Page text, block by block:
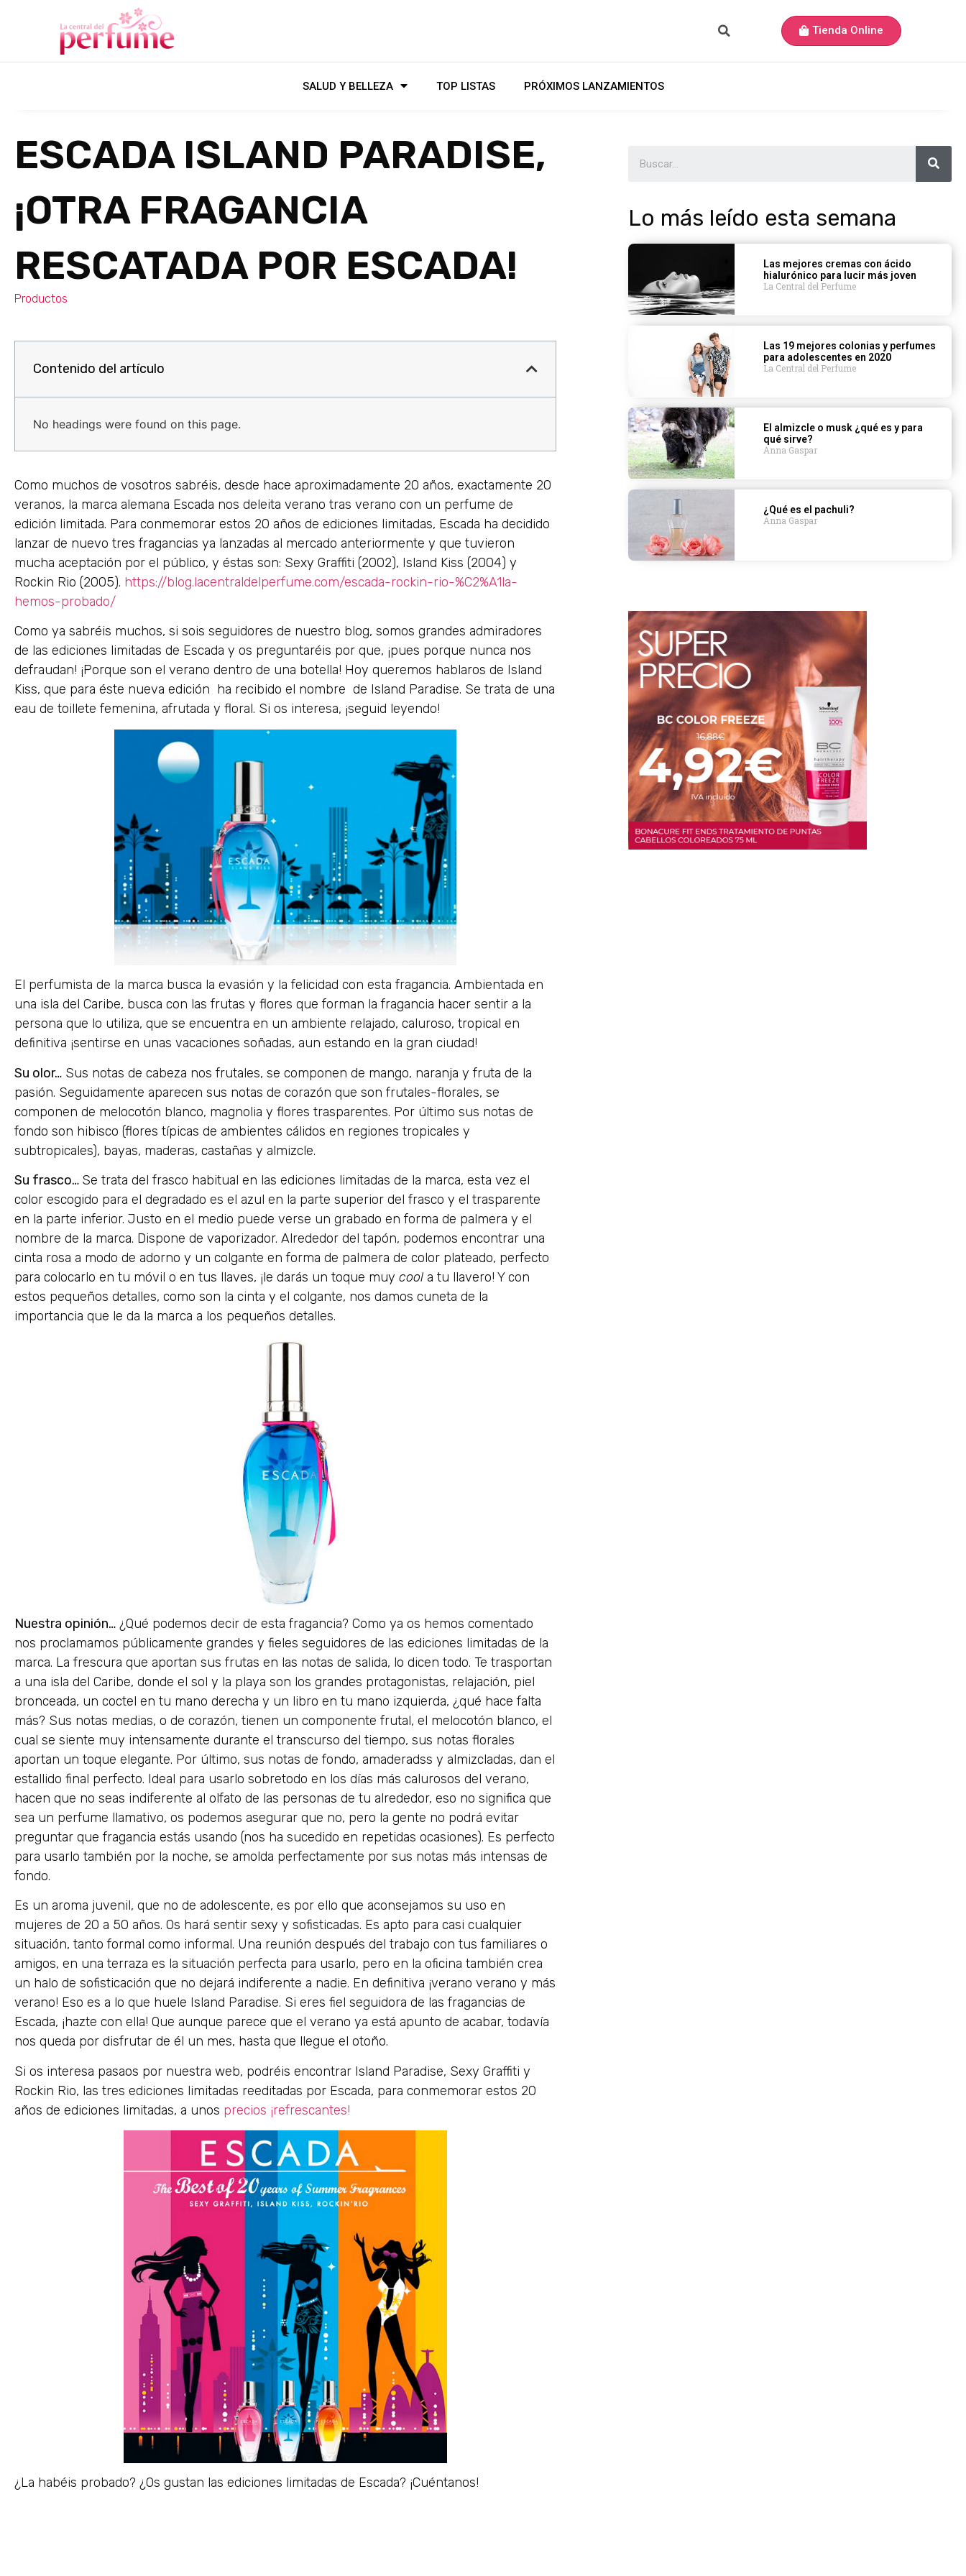
Tienda Online
SALUD Y BELLEZA TOP LISTAS PRÓXIMOS LANZAMIENTOS
ESCADA ISLAND PARADISE,
¡OTRA FRAGANCIA
RESCATADA POR ESCADA!
Productos
Contenido del artículo
No headings were found on this page.
Como muchos de vosotros sabréis, desde hace aproximadamente 20 años, exactamente 20
veranos, la marca alemana Escada nos deleita verano tras verano con un perfume de
edición limitada. Para conmemorar estos 20 años de ediciones limitadas, Escada ha decidido
lanzar de nuevo tres fragancias ya lanzadas al mercado anteriormente y que tuvieron
mucha aceptación por el público, y éstas son: Sexy Graffiti (2002), Island Kiss (2004) y
Rockin Rio (2005). https://blog.lacentraldelperfume.com/escada-rockin-rio-%C2%A1la-
hemos-probado/
Como ya sabréis muchos, si sois seguidores de nuestro blog, somos grandes admiradores
de las ediciones limitadas de Escada y os preguntaréis por que, ¡pues porque nunca nos
defraudan! ¡Porque son el verano dentro de una botella! Hoy queremos hablaros de Island
Kiss, que para éste nueva edición ha recibido el nombre de Island Paradise. Se trata de una
eau de toillete femenina, afrutada y floral. Si os interesa, ¡seguid leyendo!
El perfumista de la marca busca la evasión y la felicidad con esta fragancia. Ambientada en
una isla del Caribe, busca con las frutas y flores que forman la fragancia hacer sentir a la
persona que lo utiliza, que se encuentra en un ambiente relajado, caluroso, tropical en
definitiva ¡sentirse en unas vacaciones soñadas, aun estando en la gran ciudad!
Su olor… Sus notas de cabeza nos frutales, se componen de mango, naranja y fruta de la
pasión. Seguidamente aparecen sus notas de corazón que son frutales-florales, se
componen de melocotón blanco, magnolia y flores trasparentes. Por último sus notas de
fondo son hibisco (flores típicas de ambientes cálidos en regiones tropicales y
subtropicales), bayas, maderas, castañas y almizcle.
Su frasco… Se trata del frasco habitual en las ediciones limitadas de la marca, esta vez el
color escogido para el degradado es el azul en la parte superior del frasco y el trasparente
en la parte inferior. Justo en el medio puede verse un grabado en forma de palmera y el
nombre de la marca. Dispone de vaporizador. Alrededor del tapón, podemos encontrar una
cinta rosa a modo de adorno y un colgante en forma de palmera de color plateado, perfecto
para colocarlo en tu móvil o en tus llaves, ¡le darás un toque muy cool a tu llavero! Y con
estos pequeños detalles, como son la cinta y el colgante, nos damos cuneta de la
importancia que le da la marca a los pequeños detalles.
Nuestra opinión… ¿Qué podemos decir de esta fragancia? Como ya os hemos comentado
nos proclamamos públicamente grandes y fieles seguidores de las ediciones limitadas de la
marca. La frescura que aportan sus frutas en las notas de salida, lo dicen todo. Te trasportan
a una isla del Caribe, donde el sol y la playa son los grandes protagonistas, relajación, piel
bronceada, un coctel en tu mano derecha y un libro en tu mano izquierda, ¿qué hace falta
más? Sus notas medias, o de corazón, tienen un componente frutal, el melocotón blanco, el
cual se siente muy intensamente durante el transcurso del tiempo, sus notas florales
aportan un toque elegante. Por último, sus notas de fondo, amaderadss y almizcladas, dan el
estallido final perfecto. Ideal para usarlo sobretodo en los días más calurosos del verano,
hacen que no seas indiferente al olfato de las personas de tu alrededor, eso no significa que
sea un perfume llamativo, os podemos asegurar que no, pero la gente no podrá evitar
preguntar que fragancia estás usando (nos ha sucedido en repetidas ocasiones). Es perfecto
para usarlo también por la noche, se amolda perfectamente por sus notas más intensas de
fondo.
Es un aroma juvenil, que no de adolescente, es por ello que aconsejamos su uso en
mujeres de 20 a 50 años. Os hará sentir sexy y sofisticadas. Es apto para casi cualquier
situación, tanto formal como informal. Una reunión después del trabajo con tus familiares o
amigos, en una terraza es la situación perfecta para usarlo, pero en la oficina también crea
un halo de sofisticación que no dejará indiferente a nadie. En definitiva ¡verano verano y más
verano! Eso es a lo que huele Island Paradise. Si eres fiel seguidora de las fragancias de
Escada, ¡hazte con ella! Que aunque parece que el verano ya está apunto de acabar, todavía
nos queda por disfrutar de él un mes, hasta que llegue el otoño.
Si os interesa pasaos por nuestra web, podréis encontrar Island Paradise, Sexy Graffiti y
Rockin Rio, las tres ediciones limitadas reeditadas por Escada, para conmemorar estos 20
años de ediciones limitadas, a unos precios ¡refrescantes!
¿La habéis probado? ¿Os gustan las ediciones limitadas de Escada? ¡Cuéntanos!
Lo más leído esta semana
Las mejores cremas con ácido
hialurónico para lucir más joven
La Central del Perfume
Las 19 mejores colonias y perfumes
para adolescentes en 2020
La Central del Perfume
El almizcle o musk ¿qué es y para
qué sirve?
Anna Gaspar
¿Qué es el pachuli?
Anna Gaspar